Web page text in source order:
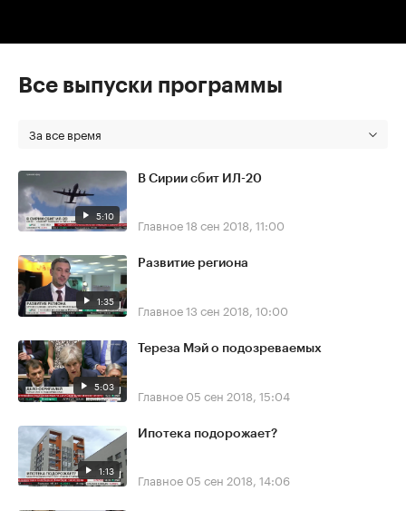
Все выпуски программы
За все время
5:10
В Сирии сбит ИЛ-20
Главное18 сен 2018, 11:00
1:35
Развитие региона
Главное13 сен 2018, 10:00
5:03
Тереза Мэй о подозреваемых
Главное 05 сен 2018, 15:04
1:13
Ипотека подорожает?
Главное 05 сен 2018, 14:06